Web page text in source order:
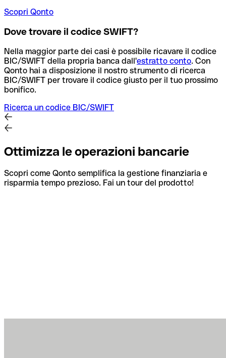
Scopri Qonto
Dove trovare il codice SWIFT?
Nella maggior parte dei casi è possibile ricavare il codice
BIC/SWIFT della propria banca dall'estratto conto. Con
Qonto hai a disposizione il nostro strumento di ricerca
BIC/SWIFT per trovare il codice giusto per il tuo prossimo
bonifico.
Ricerca un codice BIC/SWIFT
Ottimizza le operazioni bancarie
Scopri come Qonto semplifica la gestione finanziaria e
risparmia tempo prezioso. Fai un tour del prodotto!